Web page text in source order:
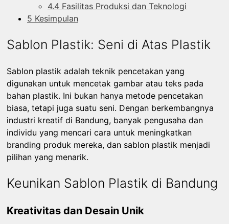
4.4 Fasilitas Produksi dan Teknologi
5 Kesimpulan
Sablon Plastik: Seni di Atas Plastik
Sablon plastik adalah teknik pencetakan yang
digunakan untuk mencetak gambar atau teks pada
bahan plastik. Ini bukan hanya metode pencetakan
biasa, tetapi juga suatu seni. Dengan berkembangnya
industri kreatif di Bandung, banyak pengusaha dan
individu yang mencari cara untuk meningkatkan
branding produk mereka, dan sablon plastik menjadi
pilihan yang menarik.
Keunikan Sablon Plastik di Bandung
Kreativitas dan Desain Unik